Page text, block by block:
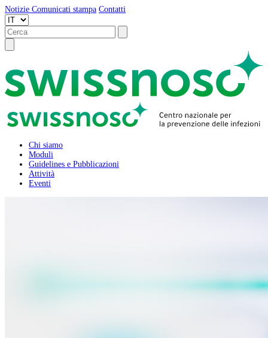
Notizie Comunicati stampa Contatti
Chi siamo
Moduli
Guidelines e Pubblicazioni
Attività
Eventi